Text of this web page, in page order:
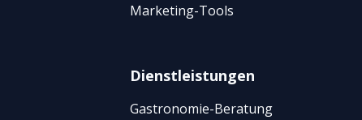
Marketing-Tools
Dienstleistungen
Gastronomie-Beratung